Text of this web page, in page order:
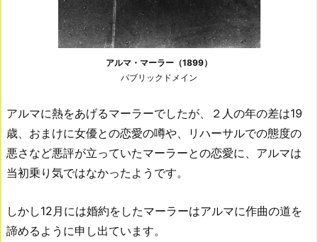
アルマ・マーラー（1899）
パブリックドメイン
アルマに熱をあげるマーラーでしたが、２人の年の差は19
歳、おまけに女優との恋愛の噂や、リハーサルでの態度の
悪さなど悪評が立っていたマーラーとの恋愛に、アルマは
当初乗り気ではなかったようです。
しかし12月には婚約をしたマーラーはアルマに作曲の道を
諦めるように申し出ています。